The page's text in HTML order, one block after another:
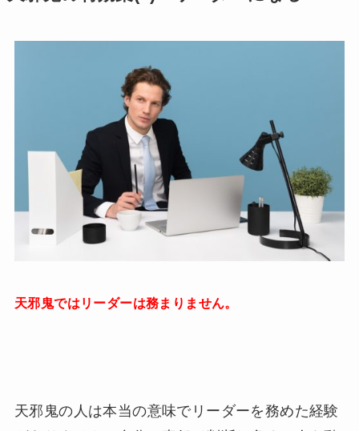
天邪鬼ではリーダーは務まりません。
天邪鬼の人は本当の意味でリーダーを務めた経験